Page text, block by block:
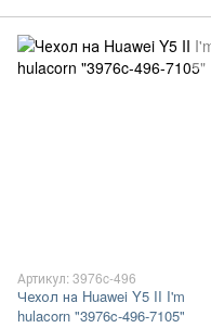
Артикул: 3976c-496
Чехол на Huawei Y5 II I'm
hulacorn "3976c-496-7105"